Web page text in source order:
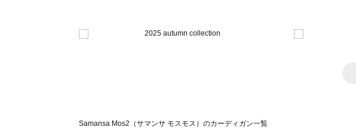
Samansa Mos2（サマンサ モスモス）のカーディガン一覧